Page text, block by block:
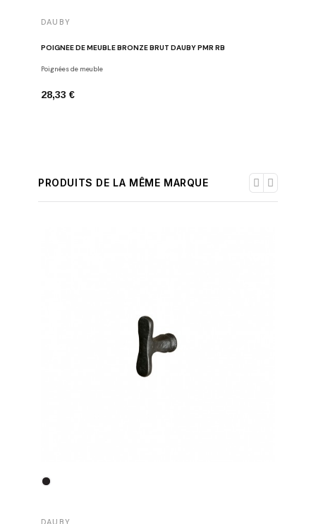
DAUBY
POIGNÉE DE MEUBLE BRONZE BRUT DAUBY PMR RB
Poignées de meuble
28,33 €
PRODUITS DE LA MÊME MARQUE
DAUBY